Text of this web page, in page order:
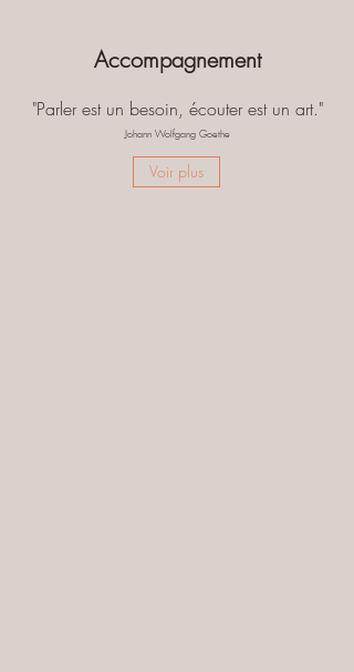
Accompagnement
"Parler est un besoin, écouter est un art."
Johann Wolfgang Goethe
Voir plus